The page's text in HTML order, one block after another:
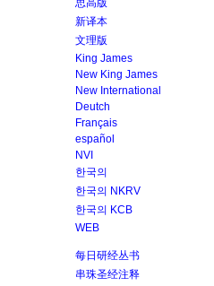
思高版
新译本
文理版
King James
New King James
New International
Deutch
Français
español
NVI
한국의
한국의 NKRV
한국의 KCB
WEB
每日研经丛书
串珠圣经注释